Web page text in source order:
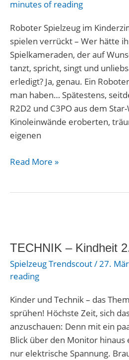
minutes of reading
Roboter Spielzeug im
spielen verrückt – Wer hätte
Spielkameraden, der auf
tanzt, spricht, singt und
erledigt? Ja, genau. Ein
man haben… Spätestens,
R2D2 und C3PO aus dem
Kinoleinwände eroberten,
eigenen
Read More »
TECHNIK – Kindheit
Spielzeug Trendscout/27.
reading
Kinder und Technik – das
sprühen! Höchste Zeit, sich
anzuschauen: Denn mit ein
Blick über den Monitor
nur elektrische Spannung.
Kindheit
2.0?